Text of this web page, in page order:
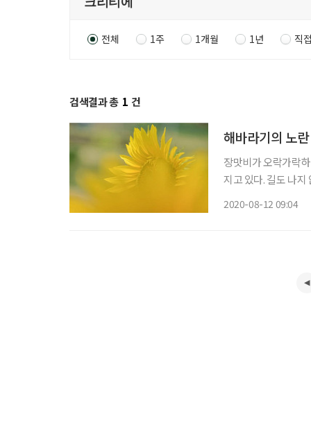
전체 1주 1개월 1년 직
검색결과 총 1 건
해바라기의 노
장맛비가 오락가락
지고 있다. 길도 나
2020-08-12 09:04